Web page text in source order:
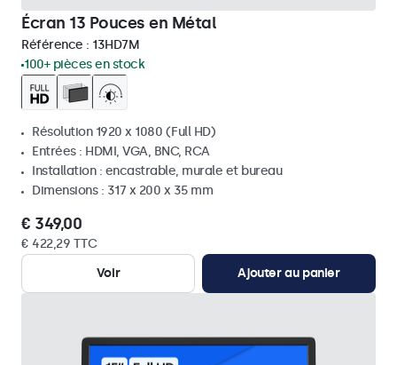
Écran 13 Pouces en Métal
Référence : 13HD7M
100+ pièces en stock
Résolution 1920 x 1080 (Full HD)
Entrées : HDMI, VGA, BNC, RCA
Installation : encastrable, murale et bureau
Dimensions : 317 x 200 x 35 mm
€ 349,00
€ 422,29 TTC
Voir
Ajouter au panier